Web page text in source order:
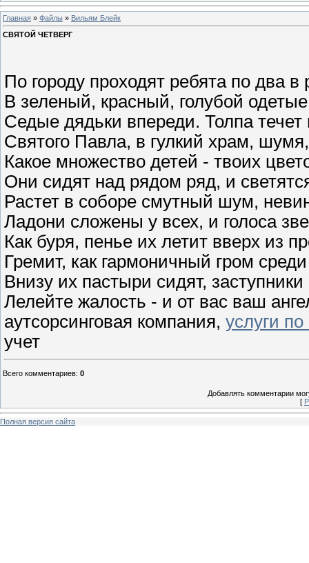
Главная » Файлы » Вильям Блейк
СВЯТОЙ ЧЕТВЕРГ
По городу проходят ребята по два в
В зеленый, красный, голубой
Седые дядьки впереди. Толпа течет
Святого Павла, в гулкий храм,
Какое множество детей - твоих
Они сидят над рядом ряд, и
Растет в соборе смутный шум,
Ладони сложены у всех, и голоса
Как буря, пенье их летит вверх из
Гремит, как гармоничный гром
Внизу их пастыри сидят, заступники
Лелейте жалость - и от вас ваш
аутсорсинговая компания, услуги
учет
Всего комментариев: 0
Добавлять комментарии
[
Полная версия сайта